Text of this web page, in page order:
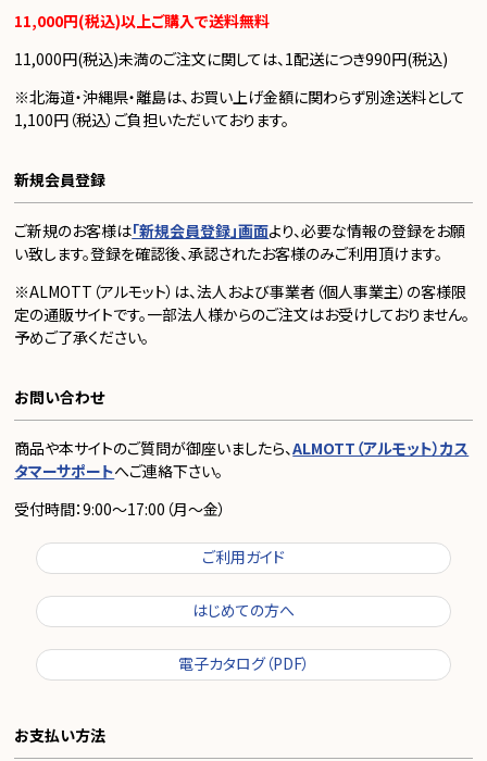
11,000円(税込)以上ご購入で送料無料
11,000円(税込)未満のご注文に関しては、1配送につき990円(税込)
※北海道・沖縄県・離島は、お買い上げ金額に関わらず別途送料として
1,100円（税込）ご負担いただいております。
新規会員登録
ご新規のお客様は「新規会員登録」画面より、必要な情報の登録をお願
い致します。登録を確認後、承認されたお客様のみご利用頂けます。
※ALMOTT（アルモット）は、法人および事業者（個人事業主）の客様限
定の通販サイトです。一部法人様からのご注文はお受けしておりません。
予めご了承ください。
お問い合わせ
商品や本サイトのご質問が御座いましたら、ALMOTT（アルモット）カス
タマーサポートへご連絡下さい。
受付時間：9:00～17:00（月～金）
ご利用ガイド
はじめての方へ
電子カタログ（PDF）
お支払い方法